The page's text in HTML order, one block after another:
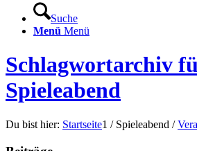
Suche
Menü Menü
Schlagwortarchiv
Spieleabend
Du bist hier: Startseite1 / Spieleabend /